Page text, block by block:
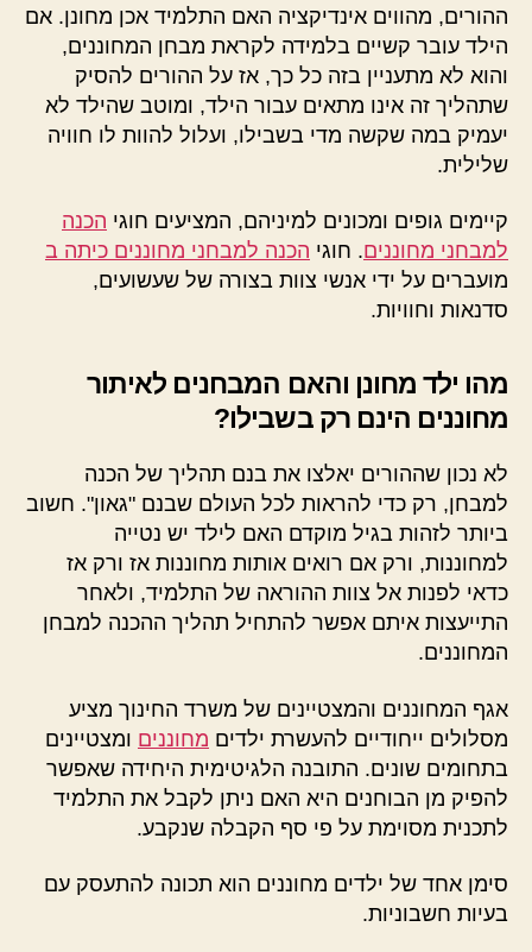
ההורים, מהווים אינדיקציה האם התלמיד אכן מחונן. אם
הילד עובר קשיים בלמידה לקראת מבחן המחוננים,
והוא לא מתעניין בזה כל כך, אז על ההורים להסיק
שתהליך זה אינו מתאים עבור הילד, ומוטב שהילד לא
יעמיק במה שקשה מדי בשבילו, ועלול להוות לו חוויה
שלילית.
קיימים גופים ומכונים למיניהם, המציעים חוגי הכנה
למבחני מחוננים. חוגי הכנה למבחני מחוננים כיתה ב
מועברים על ידי אנשי צוות בצורה של שעשועים,
סדנאות וחוויות.
מהו ילד מחונן והאם המבחנים לאיתור
מחוננים הינם רק בשבילו?
לא נכון שההורים יאלצו את בנם תהליך של הכנה
למבחן, רק כדי להראות לכל העולם שבנם "גאון". חשוב
ביותר לזהות בגיל מוקדם האם לילד יש נטייה
למחוננות, ורק אם רואים אותות מחוננות אז ורק אז
כדאי לפנות אל צוות ההוראה של התלמיד, ולאחר
התייעצות איתם אפשר להתחיל תהליך ההכנה למבחן
המחוננים.
אגף המחוננים והמצטיינים של משרד החינוך מציע
מסלולים ייחודיים להעשרת ילדים מחוננים ומצטיינים
בתחומים שונים. התובנה הלגיטימית היחידה שאפשר
להפיק מן הבוחנים היא האם ניתן לקבל את התלמיד
לתכנית מסוימת על פי סף הקבלה שנקבע.
סימן אחד של ילדים מחוננים הוא תכונה להתעסק עם
בעיות חשבוניות.